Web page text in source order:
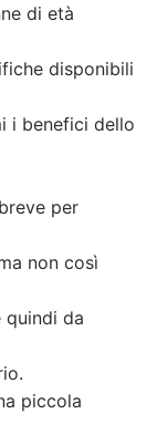
di età
disponibili
i benefici dello
per
non così
quindi da
piccola